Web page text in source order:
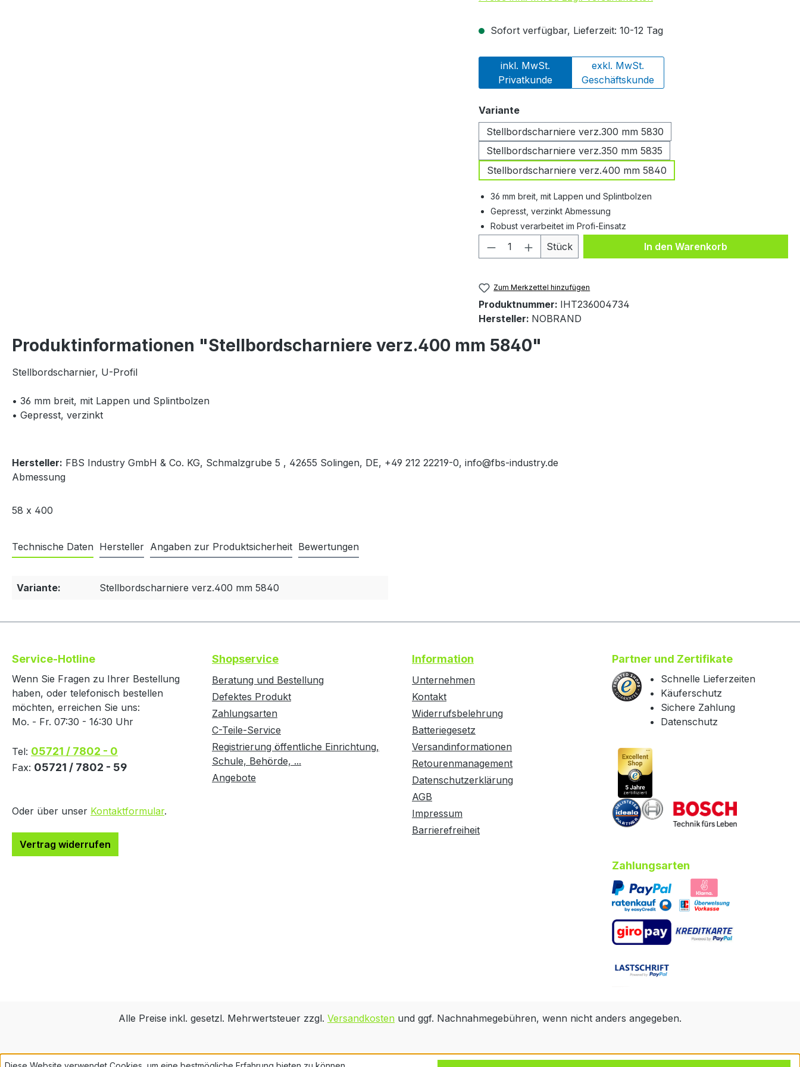
Sofort verfügbar, Lieferzeit: 10-12 Tag
inkl. MwSt.
Privatkunde
exkl. MwSt.
Geschäftskunde
Varianteauswählen
Stellbordscharniere verz.300 mm 5830
Stellbordscharniere verz.350 mm 5835
Stellbordscharniere verz.400 mm 5840
36 mm breit, mit Lappen und Splintbolzen
Gepresst, verzinkt Abmessung
Robust verarbeitet im Profi-Einsatz
Produkt Anzahl: Gib den gewünschten Wert
Stück In den Warenkorb
Zum Merkzettel hinzufügen
Produktnummer: IHT236004734
Hersteller: NOBRAND
Produktinformationen "Stellbordscharniere verz.400 mm 5840"
Stellbordscharnier, U-Profil
• 36 mm breit, mit Lappen und Splintbolzen
• Gepresst, verzinkt
Hersteller: FBS Industry GmbH & Co. KG, Schmalzgrube 5 , 42655 Solingen, DE, +49 212 22219-0, info@fbs-industry.de
Abmessung
58 x 400
Technische Daten Hersteller Angaben zur Produktsicherheit Bewertungen
Variante: Stellbordscharniere verz.400 mm 5840
Service-Hotline
Wenn Sie Fragen zu Ihrer Bestellung
haben, oder telefonisch bestellen
möchten, erreichen Sie uns:
Mo. - Fr. 07:30 - 16:30 Uhr
Tel: 05721 / 7802 - 0
Fax: 05721 / 7802 - 59
Oder über unser Kontaktformular.
Vertrag widerrufen
Shopservice
Beratung und Bestellung
Defektes Produkt
Zahlungsarten
C-Teile-Service
Registrierung öffentliche Einrichtung,
Schule, Behörde, ...
Angebote
Information
Unternehmen
Kontakt
Widerrufsbelehrung
Batteriegesetz
Versandinformationen
Retourenmanagement
Datenschutzerklärung
AGB
Impressum
Barrierefreiheit
Partner und Zertifikate
Schnelle Lieferzeiten
Käuferschutz
Sichere Zahlung
Datenschutz
Zahlungsarten
Alle Preise inkl. gesetzl. Mehrwertsteuer zzgl. Versandkosten und ggf. Nachnahmegebühren, wenn nicht anders angegeben.